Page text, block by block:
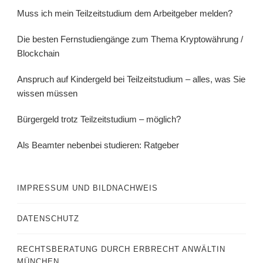
Muss ich mein Teilzeitstudium dem Arbeitgeber melden?
Die besten Fernstudiengänge zum Thema Kryptowährung /
Blockchain
Anspruch auf Kindergeld bei Teilzeitstudium – alles, was Sie
wissen müssen
Bürgergeld trotz Teilzeitstudium – möglich?
Als Beamter nebenbei studieren: Ratgeber
IMPRESSUM UND BILDNACHWEIS
DATENSCHUTZ
RECHTSBERATUNG DURCH ERBRECHT ANWÄLTIN